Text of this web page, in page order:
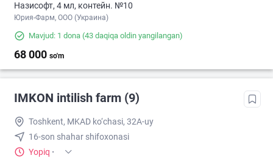
Назисофт, 4 мл, контейн. №10
Юрия-Фарм, ООО (Украина)
Mavjud: 1 dona (43 daqiqa oldin yangilangan)
68 000 so'm
IMKON intilish farm (9)
Toshkent, MKAD ko‘chasi, 32A-uy
16-son shahar shifoxonasi
Yopiq ·